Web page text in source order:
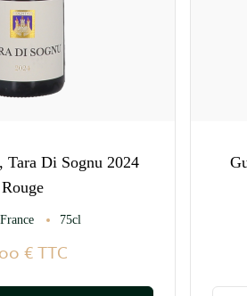
Tara Di Sognu 2024
Rouge
75cl
€ TTC